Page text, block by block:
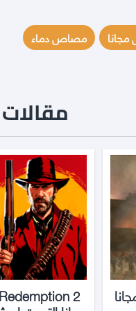
مصاص دماء